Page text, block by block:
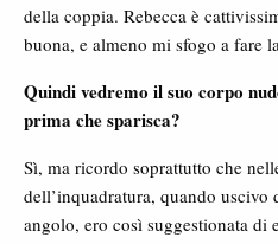
della coppia. Rebecca è
buona, e almeno mi sfogo a fare
Quindi vedremo il suo corpo
prima che sparisca?
Sì, ma ricordo soprattutto che
dell’inquadratura, quando uscivo
angolo, ero così suggestionata di